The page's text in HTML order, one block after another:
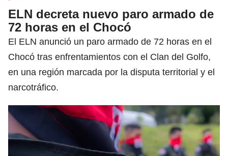
ELN decreta nuevo paro armado de
72 horas en el Chocó
El ELN anunció un paro armado de 72 horas en el
Chocó tras enfrentamientos con el Clan del Golfo,
en una región marcada por la disputa territorial y el
narcotráfico.